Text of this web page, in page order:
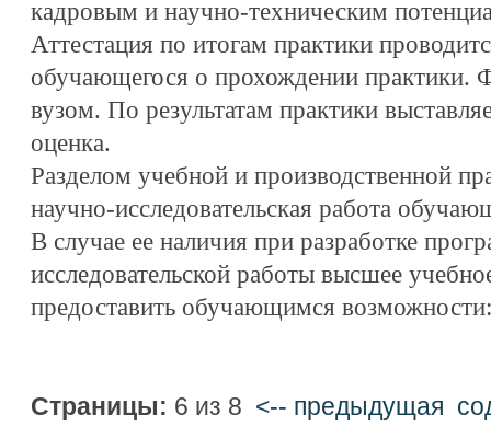
кадровым и научно-техническим
Аттестация по итогам практики
обучающегося о прохождении практики.
вузом. По результатам практики
оценка.
Разделом учебной и производственной
научно-исследовательская работа
В случае ее наличия при разработке
исследовательской работы высшее
предоставить обучающимся возможности:
Страницы: 6 из 8 <-- предыдущая